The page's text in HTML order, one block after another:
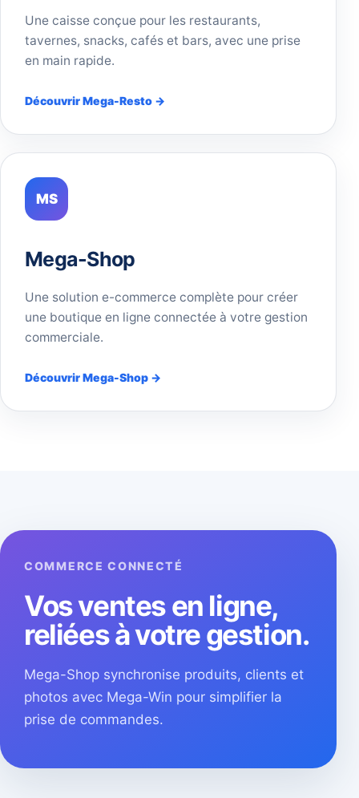
Une caisse conçue pour les restaurants,
tavernes, snacks, cafés et bars, avec une prise
en main rapide.
Découvrir Mega-Resto →
MS
Mega-Shop
Une solution e-commerce complète pour créer
une boutique en ligne connectée à votre gestion
commerciale.
Découvrir Mega-Shop →
COMMERCE CONNECTÉ
Vos ventes en ligne,
reliées à votre gestion.
Mega-Shop synchronise produits, clients et
photos avec Mega-Win pour simplifier la
prise de commandes.